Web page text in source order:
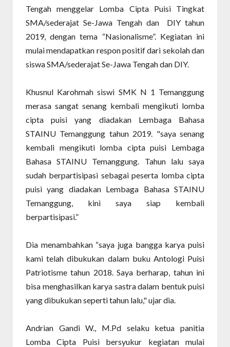
Tengah menggelar Lomba Cipta Puisi Tingkat
SMA/sederajat Se-Jawa Tengah dan DIY tahun
2019, dengan tema “Nasionalisme”. Kegiatan ini
mulai mendapatkan respon positif dari sekolah dan
siswa SMA/sederajat Se-Jawa Tengah dan DIY.
Khusnul Karohmah siswi SMK N 1 Temanggung
merasa sangat senang kembali mengikuti lomba
cipta puisi yang diadakan Lembaga Bahasa
STAINU Temanggung tahun 2019. "saya senang
kembali mengikuti lomba cipta puisi Lembaga
Bahasa STAINU Temanggung. Tahun lalu saya
sudah berpartisipasi sebagai peserta lomba cipta
puisi yang diadakan Lembaga Bahasa STAINU
Temanggung, kini saya siap kembali
berpartisipasi.”
Dia menambahkan “saya juga bangga karya puisi
kami telah dibukukan dalam buku Antologi Puisi
Patriotisme tahun 2018. Saya berharap, tahun ini
bisa menghasilkan karya sastra dalam bentuk puisi
yang dibukukan seperti tahun lalu," ujar dia.
Andrian Gandi W., M.Pd selaku ketua panitia
Lomba Cipta Puisi bersyukur kegiatan mulai